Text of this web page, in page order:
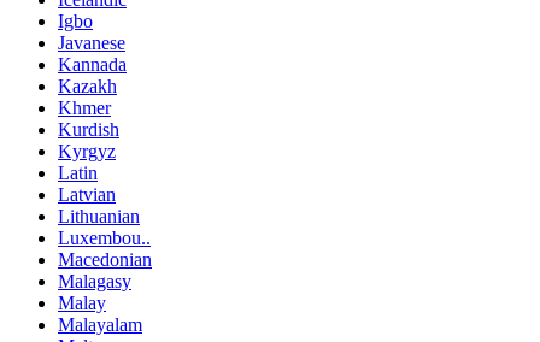
Igbo
Javanese
Kannada
Kazakh
Khmer
Kurdish
Kyrgyz
Latin
Latvian
Lithuanian
Luxembou..
Macedonian
Malagasy
Malay
Malayalam